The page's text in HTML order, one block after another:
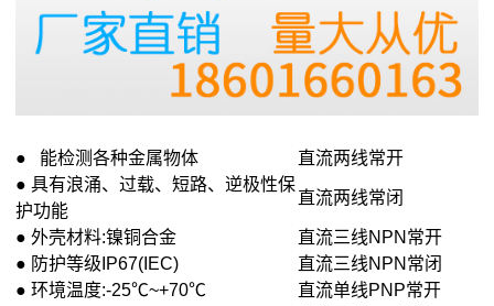
● 能检测各种金属物体
直流两线常开
● 具有浪涌、过载、短路、逆极性保
护功能
直流两线常闭
● 外壳材料:镍铜合金
直流三线NPN常开
● 防护等级IP67(IEC)
直流三线NPN常闭
● 环境温度:-25℃~+70℃
直流单线PNP常开